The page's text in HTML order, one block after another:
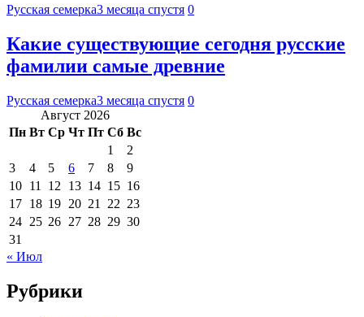
Русская семерка3 месяца спустя 0
Какие существующие сегодня русские
фамилии самые древние
Русская семерка3 месяца спустя 0
Август 2026
Пн Вт Ср Чт Пт Сб Вс
1
2
3
4 5 6 7 8
9
10 11 12 13 14 15 16
17 18 19 20 21 22 23
24 25 26 27 28 29 30
31
« Июл
Рубрики